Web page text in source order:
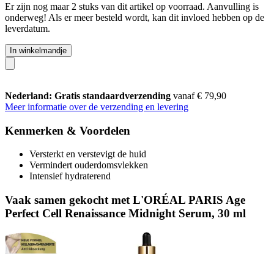
Er zijn nog maar 2 stuks van dit artikel op voorraad. Aanvulling is
onderweg! Als er meer besteld wordt, kan dit invloed hebben op de
leverdatum.
In winkelmandje
Nederland: Gratis standaardverzending vanaf € 79,90
Meer informatie over de verzending en levering
Kenmerken & Voordelen
Versterkt en verstevigt de huid
Vermindert ouderdomsvlekken
Intensief hydraterend
Vaak samen gekocht met L'ORÉAL PARIS Age
Perfect Cell Renaissance Midnight Serum, 30 ml